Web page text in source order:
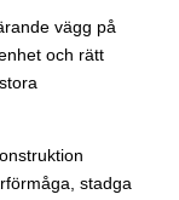
vägg på
och rätt
stadga